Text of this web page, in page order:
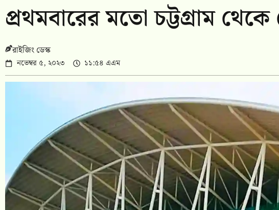
প্রথমবারের মতো চট্টগ্রাম
রাইজিং ডেস্ক
নভেম্বর ৫, ২০২৩ ১১:৫৪ এএম